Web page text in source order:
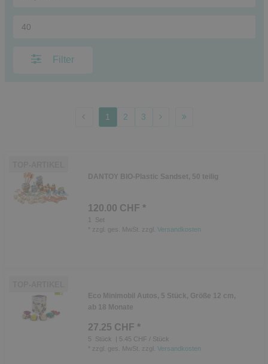
Filter
1 2 3
DANTOY BIO-Plastic Sandset, 50 teilig
120.00 CHF *
1
Set
zzgl. ges. MwSt. zzgl. Versandkosten
Eco Minimobil Autos, 5 Stück, Größe 12 cm,
ab 18 Monate
27.25 CHF *
5 Stück
| 5.45 CHF / Stück
zzgl. ges. MwSt. zzgl. Versandkosten